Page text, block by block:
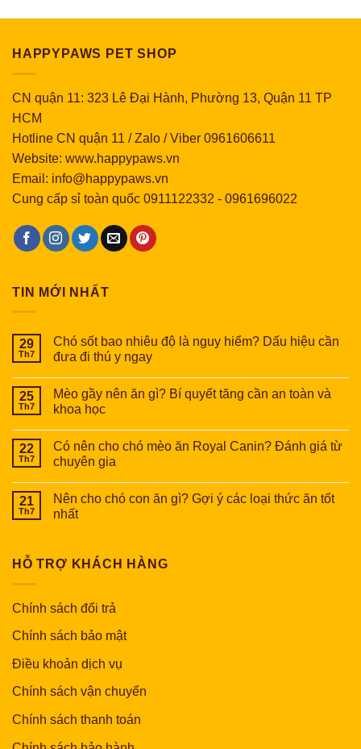
HAPPYPAWS PET SHOP
CN quận 11: 323 Lê Đại Hành, Phường 13, Quận 11 TP
HCM
Hotline CN quận 11 / Zalo / Viber 0961606611
Website: www.happypaws.vn
Email: info@happypaws.vn
Cung cấp sỉ toàn quốc 0911122332 - 0961696022
TIN MỚI NHẤT
29
Th7
Chó sốt bao nhiêu độ là nguy hiểm? Dấu hiệu cần
đưa đi thú y ngay
25
Th7
Mèo gầy nên ăn gì? Bí quyết tăng cần an toàn và
khoa học
22
Th7
Có nên cho chó mèo ăn Royal Canin? Đánh giá từ
chuyên gia
21
Th7
Nên cho chó con ăn gì? Gợi ý các loại thức ăn tốt
nhất
HỖ TRỢ KHÁCH HÀNG
Chính sách đổi trả
Chính sách bảo mật
Điều khoản dịch vụ
Chính sách vận chuyển
Chính sách thanh toán